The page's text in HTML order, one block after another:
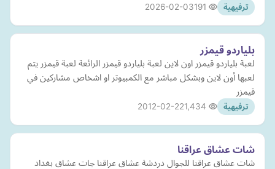
ترفيهية 2026-02-03
بلياردو قيمزر
لعبة بلياردو قيمزر اون لاين لعبة بلياردو قيمزر الرائعة لعبة قيمزر يتم
لعبها أون لاين وبشكل مباشر مع الكمبيوتر او اشخاص مشاركين في
قيمزر
ترفيهية 2012-02-22
شات عشاق عراقنا
شات عشاق عراقنا للجوال دردشة عشاق عراقنا جات عشاق بغداد